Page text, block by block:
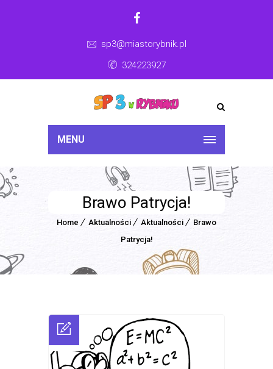
sp3@miastorybnik.pl
324223927
MENU
Brawo Patrycja!
Home Aktualności Aktualności
Brawo
Patrycja!